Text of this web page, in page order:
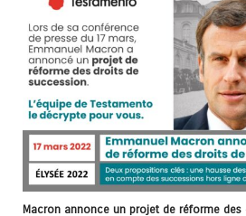
Macron annonce un projet de réforme